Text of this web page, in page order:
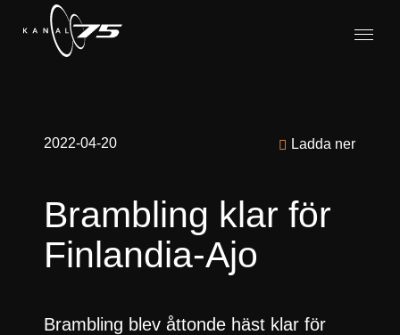
2022-04-20 Ladda ner
Brambling klar för
Finlandia-Ajo
Brambling blev åttonde häst klar för